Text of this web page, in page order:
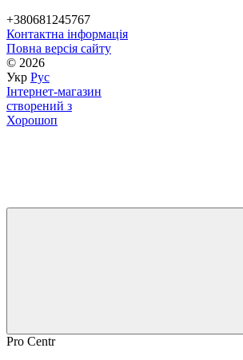
+380681245767
Контактна інформація
Повна версія сайту
© 2026
Укр Рус
Інтернет-магазин
створений з
Хорошоп
Pro Centr